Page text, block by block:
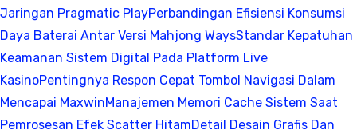
Jaringan Pragmatic PlayPerbandingan Efisiensi Konsumsi
Daya Baterai Antar Versi Mahjong WaysStandar Kepatuhan
Keamanan Sistem Digital Pada Platform Live
KasinoPentingnya Respon Cepat Tombol Navigasi Dalam
Mencapai MaxwinManajemen Memori Cache Sistem Saat
Pemrosesan Efek Scatter HitamDetail Desain Grafis Dan